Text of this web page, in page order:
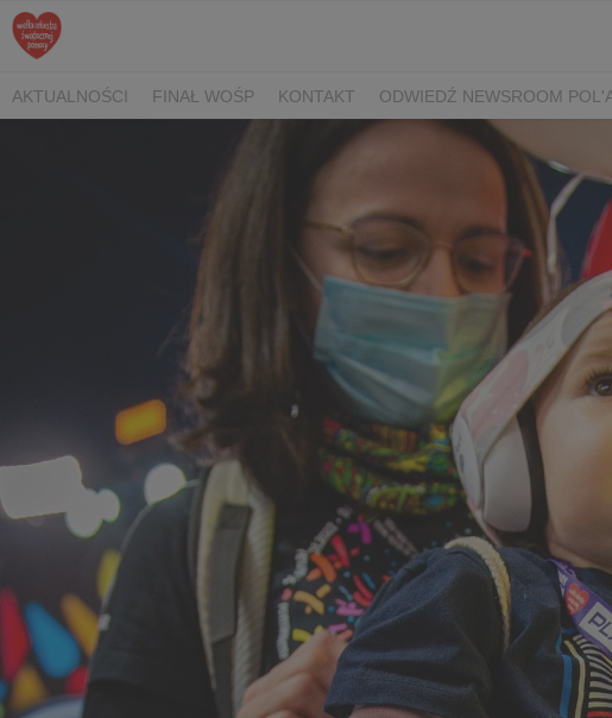
AKTUALNOŚCI FINAŁ WOŚP KONTAKT ODWIEDŹ NEWSROOM